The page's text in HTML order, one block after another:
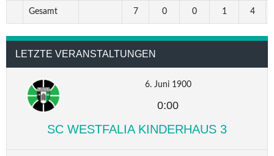
Gesamt 7 0 0 1 4
LETZTE VERANSTALTUNGEN
6. Juni 1900
0:00
SC WESTFALIA KINDERHAUS 3